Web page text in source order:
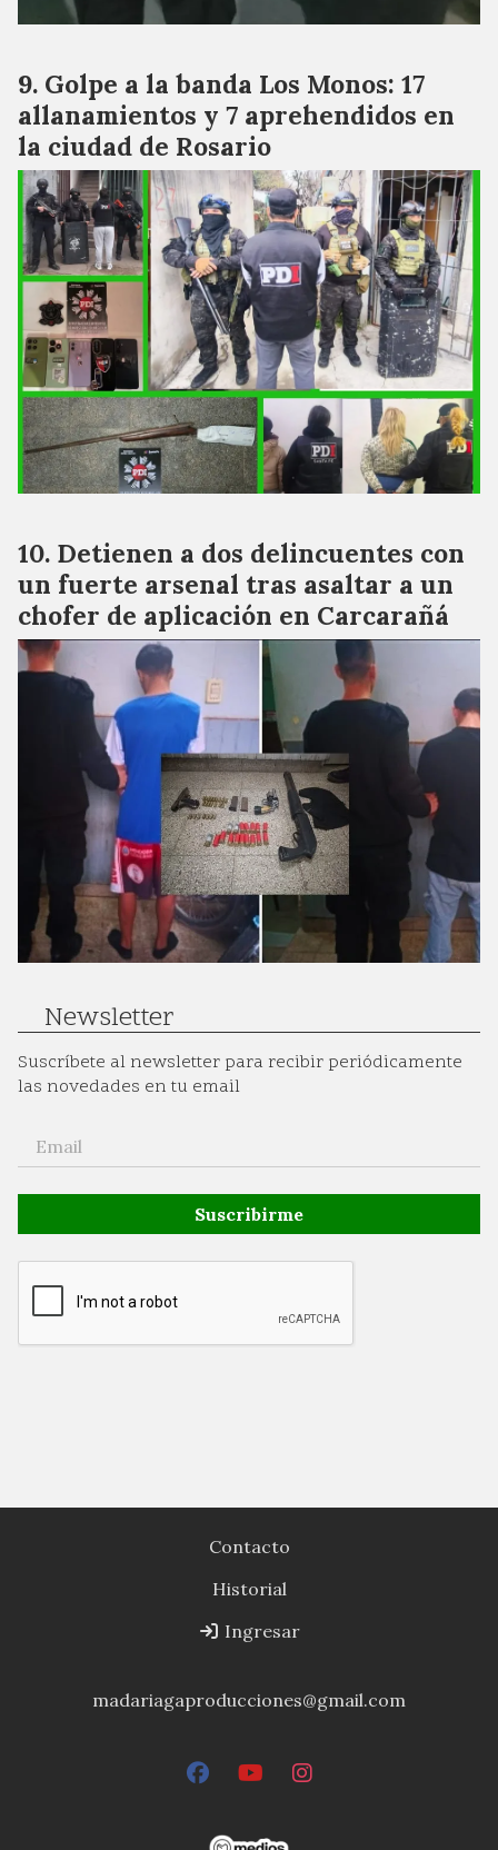
Golpe a la banda Los Monos: 17
allanamientos y 7 aprehendidos en
la ciudad de Rosario
Detienen a dos delincuentes con
un fuerte arsenal tras asaltar a un
chofer de aplicación en Carcarañá
Newsletter
Suscríbete al newsletter para recibir periódicamente
las novedades en tu email
Suscribirme
Contacto
Historial
Ingresar
madariagaproducciones@gmail.com